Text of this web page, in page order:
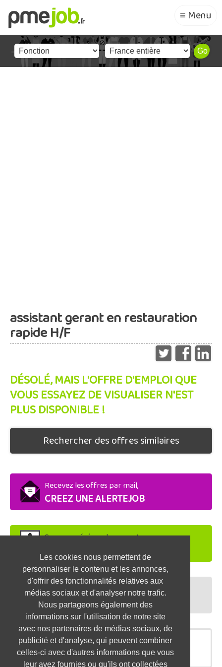
Les cookies nous permettent de
personnaliser le contenu et les annonces,
d'offrir des fonctionnalités relatives aux
médias sociaux et d'analyser notre trafic.
Nous partageons également des
informations sur l'utilisation de notre site
avec nos partenaires de médias sociaux, de
publicité et d'analyse, qui peuvent combiner
celles-ci avec d'autres informations que vous
leur avez fournies ou qu'ils ont collectées
≡ Menu
assistant gerant en restauration
rapide H/F
DÉSOLÉ, MAIS L'OFFRE D'EMPLOI QUE
VOUS ESSAYEZ DE VISUALISER N'EST
PLUS DISPONIBLE !
Rechercher des offres similaires
Recevez les offres par mail,
CREEZ UNE ALERTEJOB
Soyez repéré par les recruteurs,
DEPOSEZ VOTRE CV
Préparez vos entretiens,
TESTEZ-VOUS
OFFRES SIMILAIRES